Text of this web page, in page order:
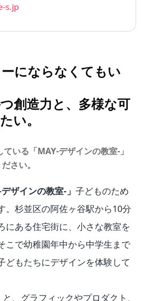
s.jp
にならなくてもい
創造力と、多様な可
い。
いる「MAY-デザインの教室-」
さい。
デザインの教室-」 子どものため
。杉並区の阿佐ヶ谷駅から10分
にある住宅街に、小さな教室を
こで幼稚園年中から中学生まで
どもたちにデザインを体験して
、グラフィックやプロダクト、